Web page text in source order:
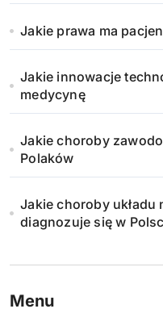
a
n
i
e
w
p
Jakie prawa ma
Jakie innowacje
medycynę
Jakie choroby
Polaków
Jakie choroby
diagnozuje się w
Menu